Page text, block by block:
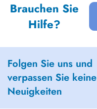
Brauchen Sie
Hilfe?
Folgen Sie uns und
verpassen Sie keine
Neuigkeiten